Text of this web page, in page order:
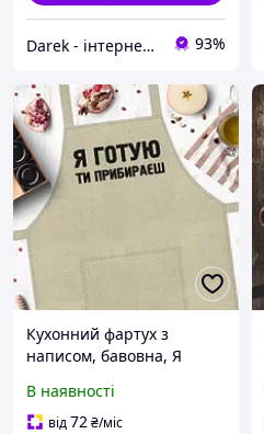
Darek - інтернет-магазин подарунків та декору для дому 93%
Кухонний фартух з
написом, бавовна, Я
75х51 см
В наявності
від72₴/міс